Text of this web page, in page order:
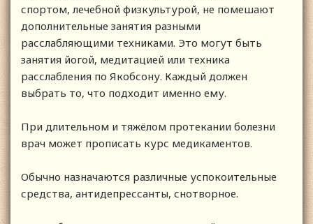
спортом, лечебной физкультурой, не помешают
дополнительные занятия разными
расслабляющими техниками. Это могут быть
занятия йогой, медитацией или техника
расслабления по Якобсону. Каждый должен
выбрать то, что подходит именно ему.
При длительном и тяжёлом протекании болезни
врач может прописать курс медикаментов.
Обычно назначаются различные успокоительные
средства, антидепрессанты, снотворное.